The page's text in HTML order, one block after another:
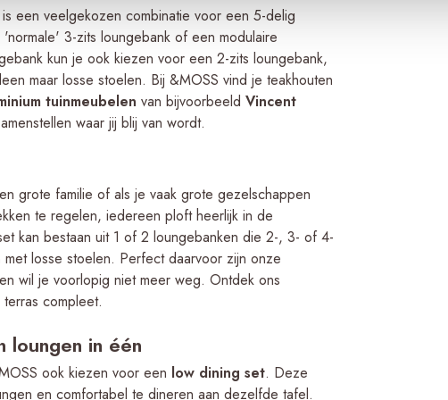
een veelgekozen combinatie voor een 5-delig
3-zits loungebank of een modulaire
kun je ook kiezen voor een 2-zits loungebank,
maar losse stoelen. Bij &MOSS vind je teakhouten
tuinmeubelen van bijvoorbeeld Vincent
waar jij blij van wordt.
grote familie of als je vaak grote gezelschappen
te regelen, iedereen ploft heerlijk in de
kan bestaan uit 1 of 2 loungebanken die 2-, 3- of 4-
losse stoelen. Perfect daarvoor zijn onze
wil je voorlopig niet meer weg. Ontdek ons
compleet.
loungen in één
ook kiezen voor een low dining set. Deze
en comfortabel te dineren aan dezelfde tafel.